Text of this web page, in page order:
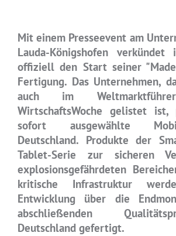
Mit einem Presseevent am
Lauda-Königshofen verkündet
offiziell den Start seiner
Fertigung. Das Unternehmen,
auch im
WirtschaftsWoche gelistet
sofort ausgewählte
Deutschland. Produkte der
Tablet-Serie zur sicheren
explosionsgefährdeten
kritische Infrastruktur
Entwicklung über die
abschließenden
Deutschland gefertigt.